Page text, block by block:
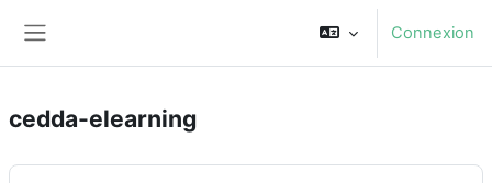
Connexion
cedda-elearning